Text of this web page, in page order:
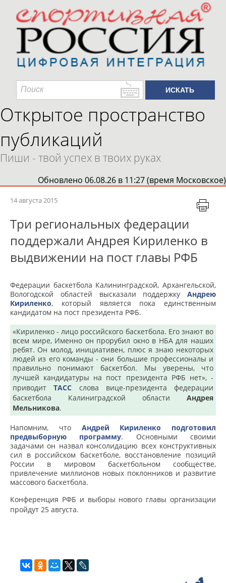
Открытое пространство
публикаций
Пиши - твой успех в твоих руках
Обновлено 06.08.26 в 11:27 (время Московское)
14 августа 2015
Три региональных федерации
поддержали Андрея Кириленко в
выдвижении на пост главы РФБ
Федерации баскетбола Калининградской, Архангельской,
Вологодской областей высказали поддержку Андрею
Кириленко, который является пока единственным
кандидатом на пост президента РФБ.
«Кириленко - лицо российского баскетбола. Его знают во
всем мире, Именно он прорубил окно в НБА для наших
ребят. Он молод, инициативен, плюс я знаю некоторых
людей из его команды - они большие профессионалы и
правильно понимают баскетбол. Мы уверены, что
лучшей кандидатуры на пост президента РФБ нет», -
приводитТАСС слова вице-президента федерации
баскетбола Калиниградской области Андрея
Мельникова.
Напомним, что Андрей Кириленко подготовил
предвыборную программу. Основными своими
задачами он назвал консолидацию всех конструктивных
сил в российском баскетболе, восстановление позиций
России в мировом баскетбольном сообществе,
привлечение миллионов новых поклонников и развитие
массового баскетбола.
Конференция РФБ и выборы нового главы организации
пройдут 25 августа.